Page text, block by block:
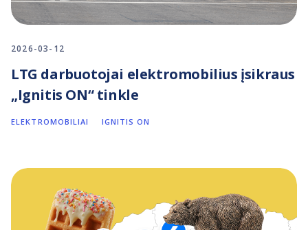
2026-03-12
LTG darbuotojai elektromobilius įsikraus
„Ignitis ON“ tinkle
ELEKTROMOBILIAI IGNITIS ON